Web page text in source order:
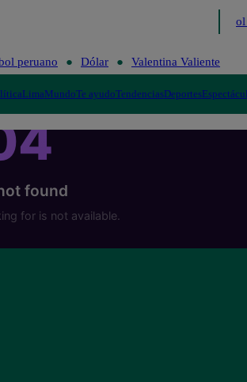
Fútbol
peruano Dólar Valentina Valiente
LimaMundoTe ayudoTendenciasDeportes